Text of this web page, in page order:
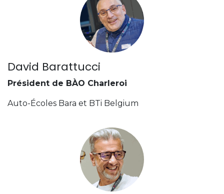
David Barattucci
Président de BÀO Charleroi
Auto-Écoles Bara et BTi Belgium